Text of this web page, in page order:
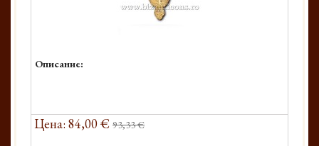
Описание:
Цена: 84,00 € 93,33 €